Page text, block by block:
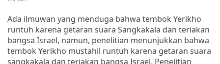
Ada ilmuwan yang menduga bahwa tembok Yerikho
runtuh karena getaran suara Sangkakala dan teriakan
bangsa Israel, namun, penelitian menunjukkan bahwa
tembok Yerikho mustahil runtuh karena getaran suara
sangkakala dan teriakan bangsa Israel. Penelitian